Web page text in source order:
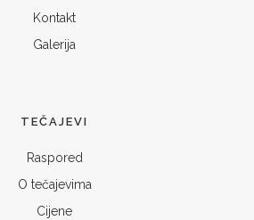
Kontakt
Galerija
TEČAJEVI
Raspored
O tečajevima
Cijene